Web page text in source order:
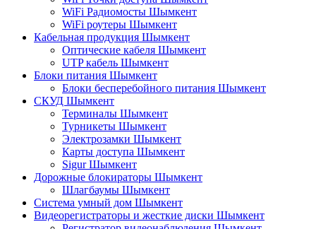
WiFi Радиомосты Шымкент
WiFi роутеры Шымкент
Кабельная продукция Шымкент
Оптические кабеля Шымкент
UTP кабель Шымкент
Блоки питания Шымкент
Блоки бесперебойного питания Шымкент
СКУД Шымкент
Терминалы Шымкент
Турникеты Шымкент
Электрозамки Шымкент
Карты доступа Шымкент
Sigur Шымкент
Дорожные блокираторы Шымкент
Шлагбаумы Шымкент
Система умный дом Шымкент
Видеорегистраторы и жесткие диски Шымкент